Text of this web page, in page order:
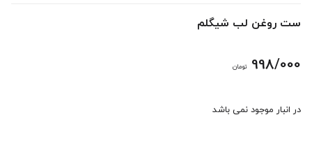
ست روغن لب شیگلم
998/000 تومان
در انبار موجود نمی باشد